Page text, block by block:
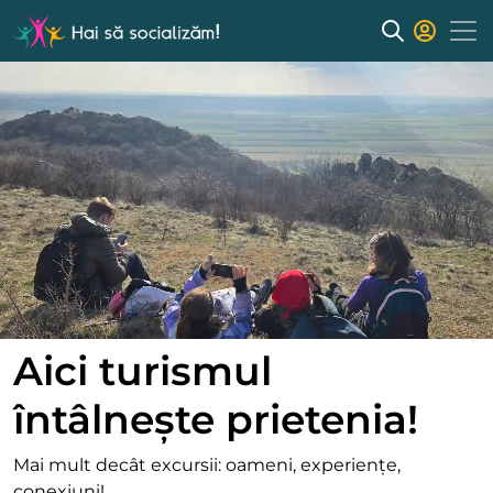
Aici turismul
întâlnește prietenia!
Mai mult decât excursii: oameni, experiențe,